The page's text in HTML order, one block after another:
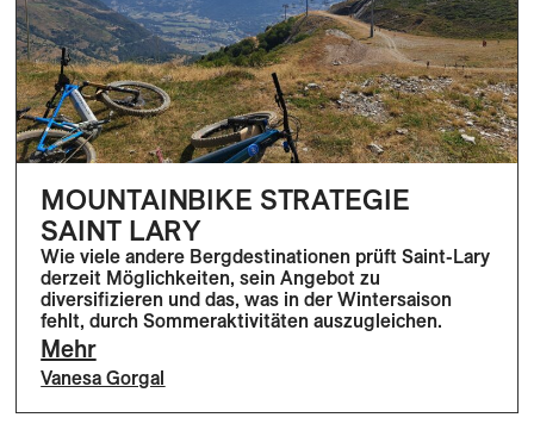
MOUNTAINBIKE STRATEGIE
SAINT LARY
Wie viele andere Bergdestinationen prüft Saint-Lary
derzeit Möglichkeiten, sein Angebot zu
diversifizieren und das, was in der Wintersaison
fehlt, durch Sommeraktivitäten auszugleichen.
Mehr
Vanesa Gorgal